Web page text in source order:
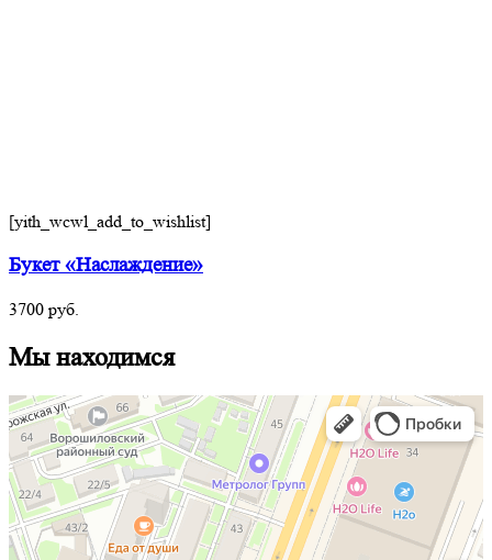
[yith_wcwl_add_to_wishlist]
Букет «Наслаждение»
3700 руб.
Мы находимся